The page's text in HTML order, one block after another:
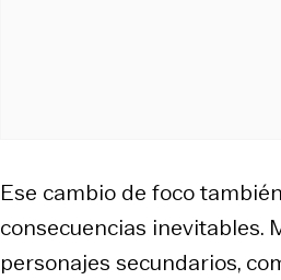
Ese cambio de foco
consecuencias inevitables.
personajes secundarios,